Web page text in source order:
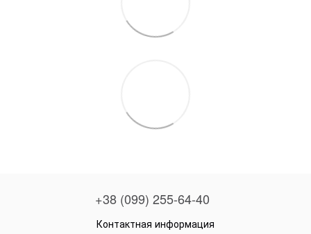
+38 (099) 255-64-40
Контактная информация